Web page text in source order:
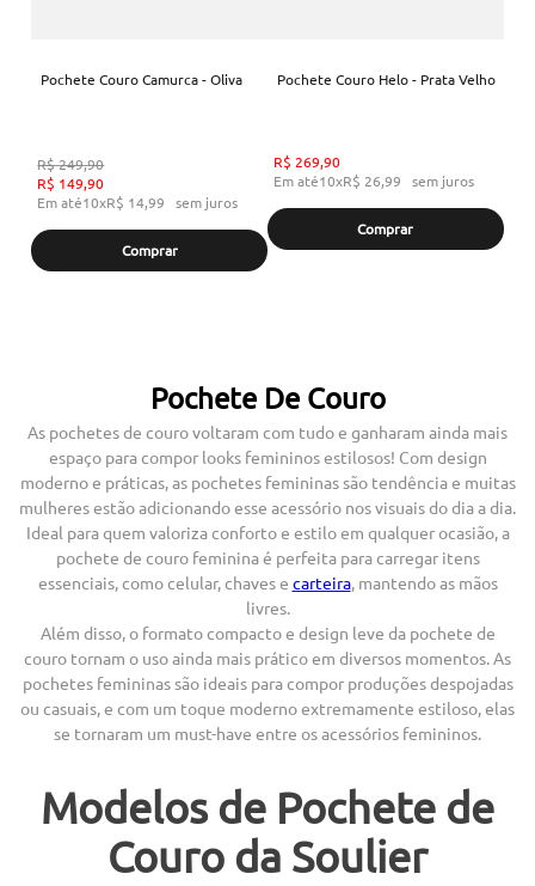
Pochete Couro Camurca - Oliva
R$249,90
R$ 149,90
Em até10xR$ 14,99 sem juros
Comprar
Pochete Couro Helo - Prata Velho
R$ 269,90
Em até10xR$ 26,99 sem juros
Comprar
Pochete De Couro
As pochetes de couro voltaram com tudo e ganharam ainda mais
espaço para compor looks femininos estilosos! Com design
moderno e práticas, as pochetes femininas são tendência e muitas
mulheres estão adicionando esse acessório nos visuais do dia a dia.
Ideal para quem valoriza conforto e estilo em qualquer ocasião, a
pochete de couro feminina é perfeita para carregar itens
essenciais, como celular, chaves e carteira, mantendo as mãos
livres.
Além disso, o formato compacto e design leve da pochete de
couro tornam o uso ainda mais prático em diversos momentos. As
pochetes femininas são ideais para compor produções despojadas
ou casuais, e com um toque moderno extremamente estiloso, elas
se tornaram um must-have entre os acessórios femininos.
Modelos de Pochete de
Couro da Soulier